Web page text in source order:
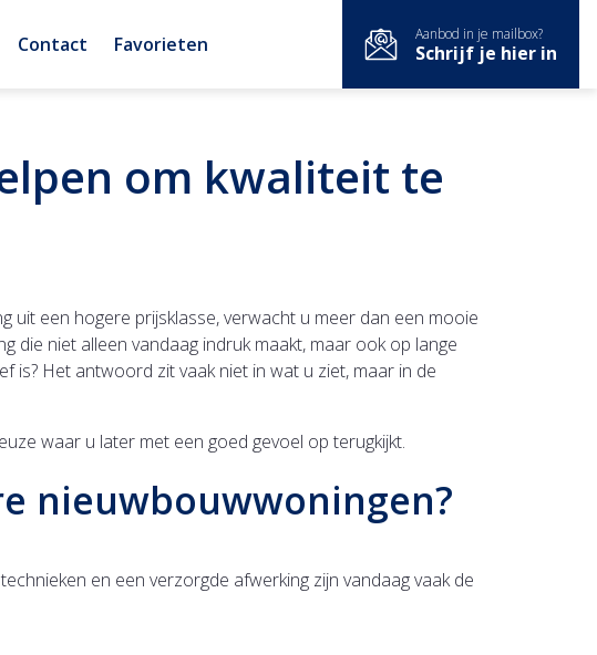
Contact Favorieten Aanbod in je mailbox?
Schrijf je hier in
om kwaliteit te
uit een hogere prijsklasse, verwacht u meer dan een mooie
die niet alleen vandaag indruk maakt, maar ook op lange
Het antwoord zit vaak niet in wat u ziet, maar in de
waar u later met een goed gevoel op terugkijkt.
nieuwbouwwoningen?
en een verzorgde afwerking zijn vandaag vaak de